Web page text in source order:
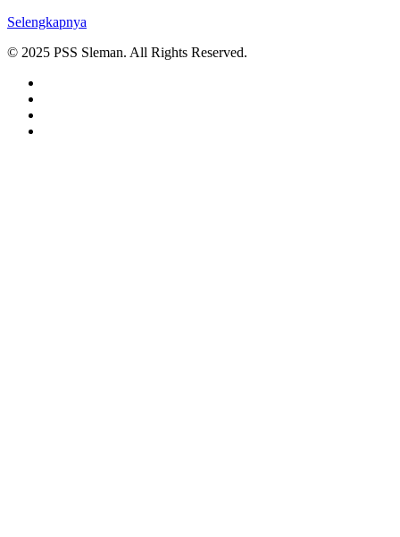
Selengkapnya
© 2025 PSS Sleman. All Rights Reserved.